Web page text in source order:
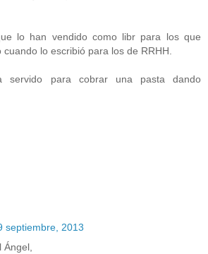
lo han vendido como libr para los que
cuando lo escribió para los de RRHH.
para cobrar una pasta dando
septiembre, 2013